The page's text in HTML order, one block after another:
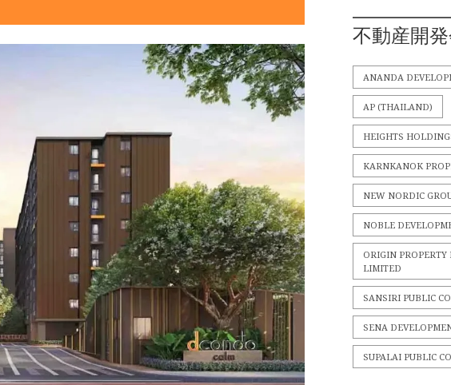
不動産開
ANANDA
AP (THAILAND)
HEIGHTS
KARNKANOK
NEW NORDIC
NOBLE
ORIGIN PROPERTY
LIMITED
SANSIRI PUBLIC
SENA
SUPALAI PUBLIC